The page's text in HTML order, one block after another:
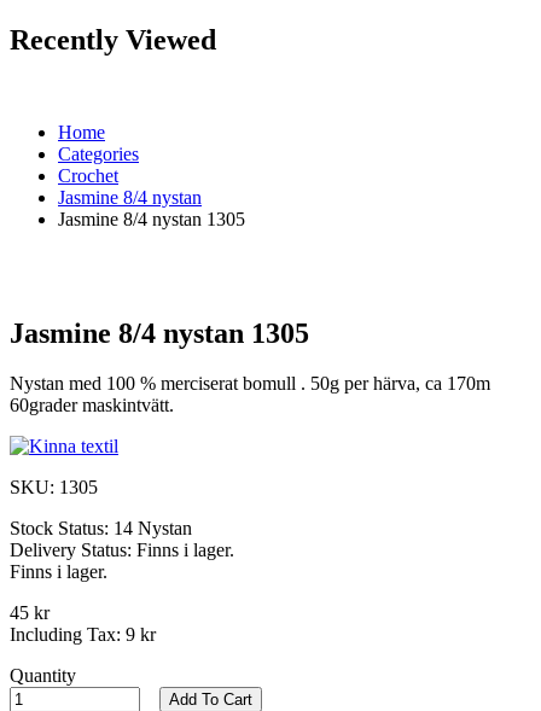
Recently Viewed
Home
Categories
Crochet
Jasmine 8/4 nystan
Jasmine 8/4 nystan 1305
Jasmine 8/4 nystan 1305
Nystan med 100 % merciserat bomull . 50g per härva, ca 170m
60grader maskintvätt.
SKU: 1305
Stock Status: 14 Nystan
Delivery Status: Finns i lager.
Finns i lager.
45 kr
Including Tax: 9 kr
Quantity
Add To Cart